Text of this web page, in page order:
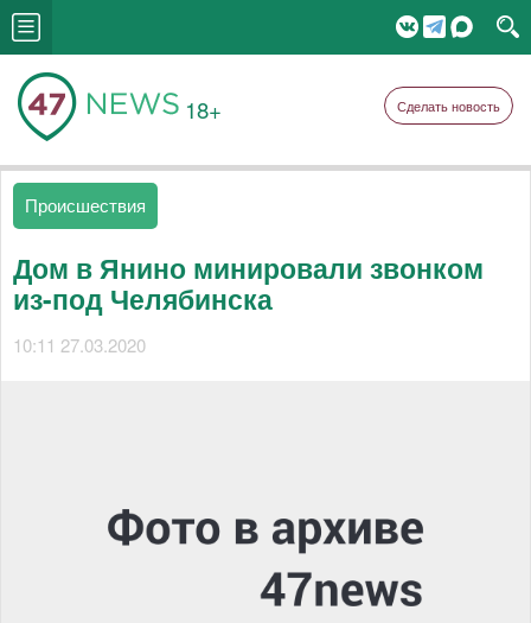
18+ Сделать новость
Происшествия
Дом в Янино минировали звонком
из-под Челябинска
10:11 27.03.2020